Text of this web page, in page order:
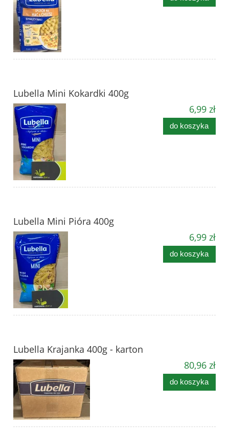
Lubella Mini Kokardki 400g
6,99 zł
do koszyka
Lubella Mini Pióra 400g
6,99 zł
do koszyka
Lubella Krajanka 400g - karton
80,96 zł
do koszyka